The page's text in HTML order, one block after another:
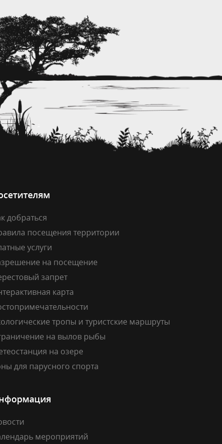
добраться
посещения территории
услуги
на посещение
запрет
карта
тропы и туристские маршруты
на вылов рыбы
на озере
для парусного спорта
мероприятий